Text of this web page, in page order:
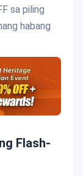
sa piling
habang
Flash-